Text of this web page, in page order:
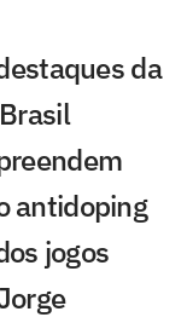
da
antidoping
jogos